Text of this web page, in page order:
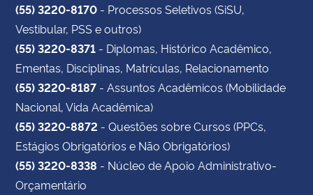
(55) 3220-8170 - Processos Seletivos (SiSU,
Vestibular, PSS e outros)
(55) 3220-8371 - Diplomas, Histórico Acadêmico,
Ementas, Disciplinas, Matrículas, Relacionamento
(55) 3220-8187 - Assuntos Acadêmicos (Mobilidade
Nacional, Vida Acadêmica)
(55) 3220-8872 - Questões sobre Cursos (PPCs,
Estágios Obrigatórios e Não Obrigatórios)
(55) 3220-8338 - Núcleo de Apoio Administrativo-
Orçamentário